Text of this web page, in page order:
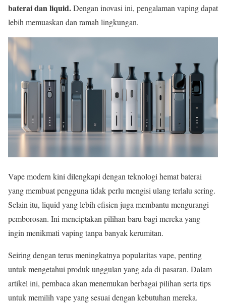
baterai dan liquid.Dengan inovasi ini, pengalaman vaping dapat
lebih memuaskan dan ramah lingkungan.
Vape modern kini dilengkapi dengan teknologi hemat baterai
yang membuat pengguna tidak perlu mengisi ulang terlalu sering.
Selain itu, liquid yang lebih efisien juga membantu mengurangi
pemborosan. Ini menciptakan pilihan baru bagi mereka yang
ingin menikmati vaping tanpa banyak kerumitan.
Seiring dengan terus meningkatnya popularitas vape, penting
untuk mengetahui produk unggulan yang ada di pasaran. Dalam
artikel ini, pembaca akan menemukan berbagai pilihan serta tips
untuk memilih vape yang sesuai dengan kebutuhan mereka.